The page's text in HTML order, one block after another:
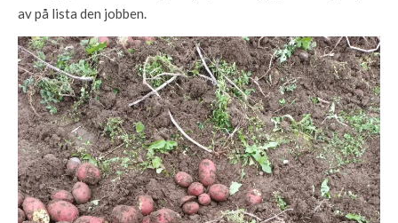
av på lista den jobben.